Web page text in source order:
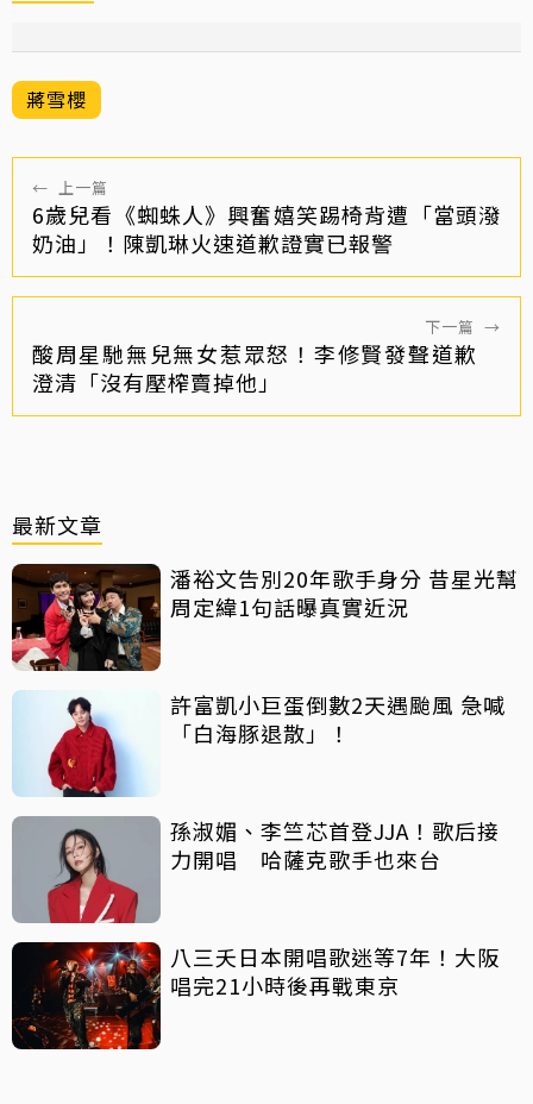
蔣雪櫻
← 上一篇
6歲兒看《蜘蛛人》興奮嬉笑踢椅背遭「當頭潑
奶油」！陳凱琳火速道歉證實已報警
下一篇 →
酸周星馳無兒無女惹眾怒！李修賢發聲道歉
澄清「沒有壓榨賣掉他」
最新文章
潘裕文告別20年歌手身分 昔星光幫
周定緯1句話曝真實近況
許富凱小巨蛋倒數2天遇颱風 急喊
「白海豚退散」！
孫淑媚、李竺芯首登JJA！歌后接
力開唱 哈薩克歌手也來台
八三夭日本開唱歌迷等7年！大阪
唱完21小時後再戰東京